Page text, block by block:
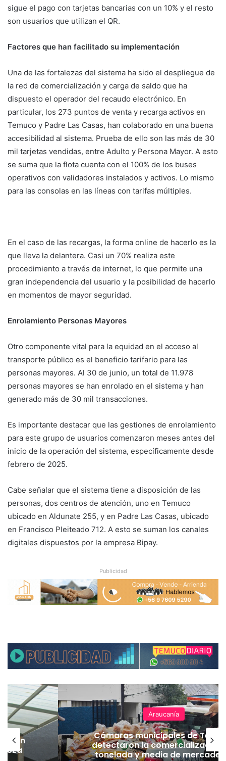
sigue el pago con tarjetas bancarias con un 10% y el resto
son usuarios que utilizan el QR.
Factores que han facilitado su implementación
Una de las fortalezas del sistema ha sido el despliegue de
la red de comercialización y carga de saldo que ha
dispuesto el operador del recaudo electrónico. En
particular, los 273 puntos de venta y recarga activos en
Temuco y Padre Las Casas, han colaborado en una buena
accesibilidad al sistema. Prueba de ello son las más de 30
mil tarjetas vendidas, entre Adulto y Persona Mayor. A esto
se suma que la flota cuenta con el 100% de los buses
operativos con validadores instalados y activos. Lo mismo
para las consolas en las líneas con tarifas múltiples.
En el caso de las recargas, la forma online de hacerlo es la
que lleva la delantera. Casi un 70% realiza este
procedimiento a través de internet, lo que permite una
gran independencia del usuario y la posibilidad de hacerlo
en momentos de mayor seguridad.
Enrolamiento Personas Mayores
Otro componente vital para la equidad en el acceso al
transporte público es el beneficio tarifario para las
personas mayores. Al 30 de junio, un total de 11.978
personas mayores se han enrolado en el sistema y han
generado más de 30 mil transacciones.
Es importante destacar que las gestiones de enrolamiento
para este grupo de usuarios comenzaron meses antes del
inicio de la operación del sistema, específicamente desde
febrero de 2025.
Cabe señalar que el sistema tiene a disposición de las
personas, dos centros de atención, uno en Temuco
ubicado en Aldunate 255, y en Padre Las Casas, ubicado
en Francisco Pleiteado 712. A esto se suman los canales
digitales dispuestos por la empresa Bipay.
Publicidad
Araucanía
Cámaras municipales de
detectaron la comercialización
tonelada y media de